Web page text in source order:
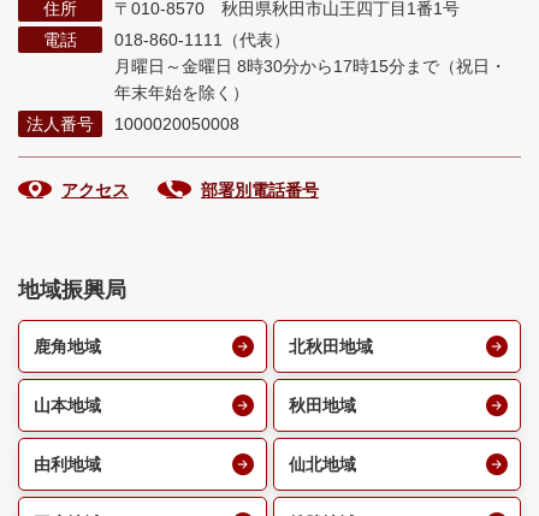
住所
〒010-8570 秋田県秋田市山王四丁目1番1号
電話
018-860-1111（代表）
月曜日～金曜日 8時30分から17時15分まで （祝日・
年末年始を除く）
法人番号
1000020050008
アクセス 部署別電話番号
地域振興局
鹿角地域 北秋田地域
山本地域 秋田地域
由利地域 仙北地域